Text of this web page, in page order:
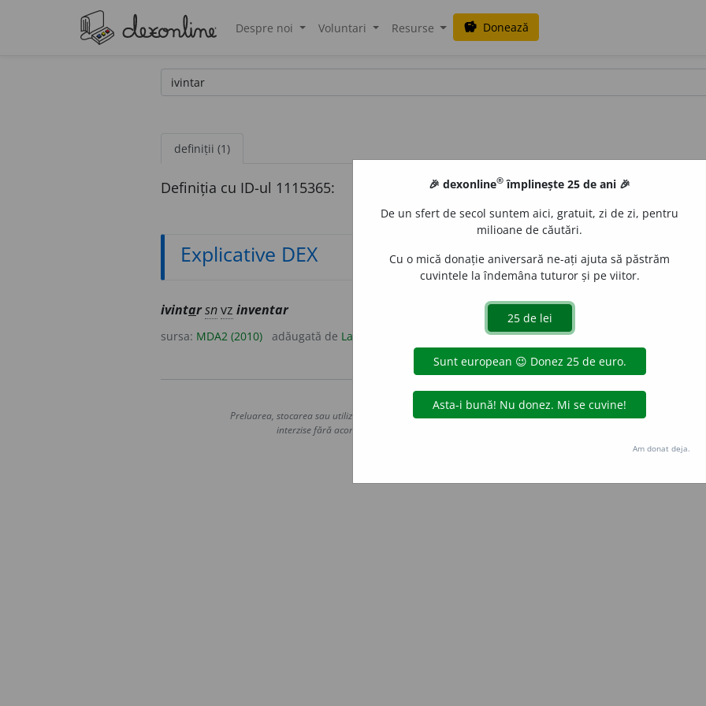
Despre noi Voluntari Resurse savings Donează
definiții (1)
Definiția cu ID-ul 1115365:
Explicative DEX
ivintarsnvz inventar
sursa: MDA2 (2010) adăugată de LauraGellner
Copyright © 2004-2026 dexonline (https://dexonline.ro)
Preluarea, stocarea sau utilizarea datelor de pe acest site, inclusiv prin orice metode de extragere automată
interzise fără acordul nostru prealabil scris, cu excepția seturilor de date oferite oficial spre utilizare
Hosterion
🎉 dexonline® împlinește 25 de ani 🎉
De un sfert de secol suntem aici, gratuit, zi de zi, pentru
milioane de căutări.
Cu o mică donație aniversară ne-ați ajuta să păstrăm
cuvintele la îndemâna tuturor și pe viitor.
Am donat deja.